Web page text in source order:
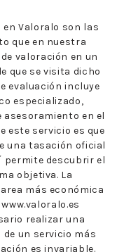
Valoralo son las
que en nuestra
valoración en un
que se visita dicho
evaluación incluye
especializado,
en el
este servicio es que
una tasación oficial
permite descubrir el
objetiva. La
más económica
realizar una
un servicio más
es invariable.